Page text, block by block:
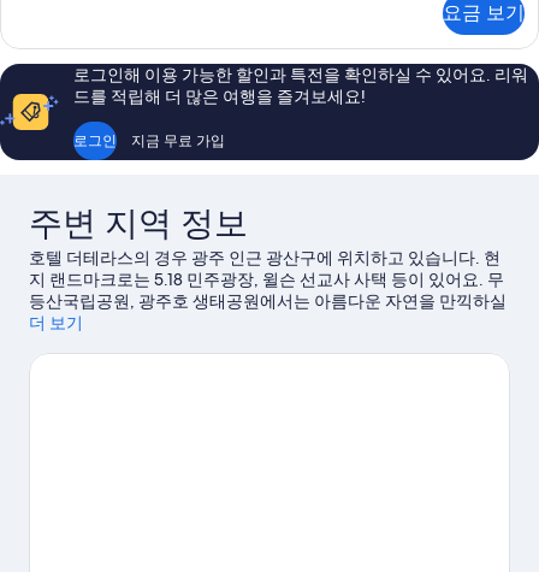
두
보
기
자
세
히
보
기
요금 보기
로그인해 이용 가능한 할인과 특전을 확인하실 수 있어요. 리워
드를 적립해 더 많은 여행을 즐겨보세요!
로그인 지금 무료 가입
주변 지역 정보
호텔 더테라스의 경우 광주 인근 광산구에 위치하고 있습니다. 현
지 랜드마크로는 5.18 민주광장, 윌슨 선교사 사택 등이 있어요. 무
등산국립공원, 광주호 생태공원에서는 아름다운 자연을 만끽하실
수 있습니다. 각종 이벤트나 게임이 개최되는 광주-기아 챔피언스
더 보기